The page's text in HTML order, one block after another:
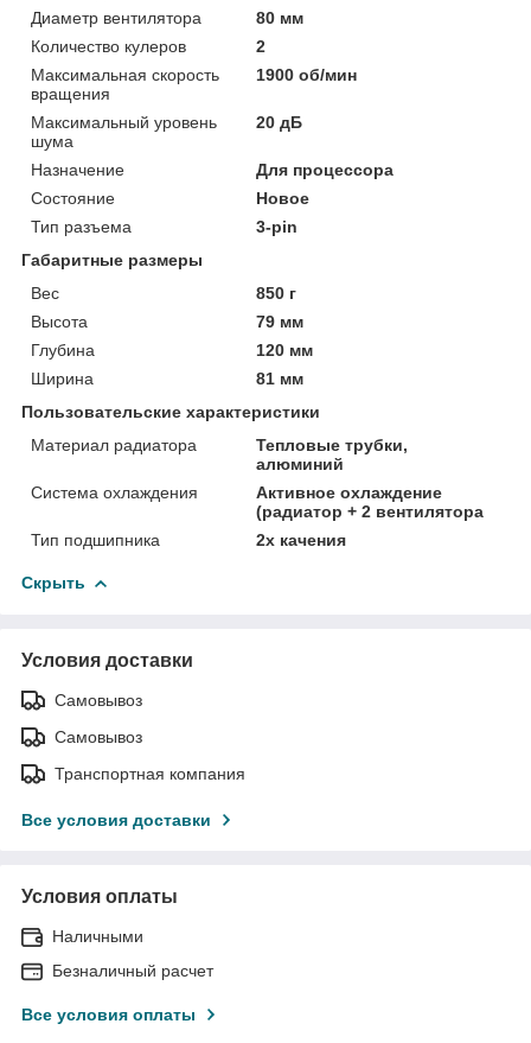
Диаметр вентилятора
80 мм
Количество кулеров
2
Максимальная скорость
вращения
1900 об/мин
Максимальный уровень
шума
20 дБ
Назначение
Для процессора
Состояние
Новое
Тип разъема
3-pin
Габаритные размеры
Вес
850 г
Высота
79 мм
Глубина
120 мм
Ширина
81 мм
Пользовательские характеристики
Материал радиатора
Тепловые трубки,
алюминий
Система охлаждения
Активное охлаждение
(радиатор + 2 вентилятора
Тип подшипника
2х качения
Скрыть
Условия доставки
Самовывоз
Самовывоз
Транспортная компания
Все условия доставки
Условия оплаты
Наличными
Безналичный расчет
Все условия оплаты